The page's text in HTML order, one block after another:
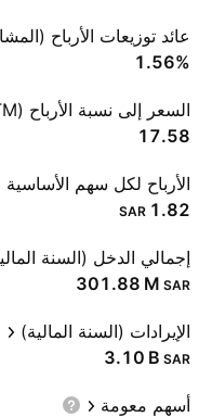
عائد توزيعات الأرباح
1.56%
السعر إلى نسبة الأرباح (TTM)
17.58
الأرباح لكل سهم الأساسية (أخر
1.82
SAR
إجمالي الدخل (السنة
‪301.88 M‬ SAR
الإيرادات (السنة المالية)
‪3.10 B‬ SAR
أسهم معومة